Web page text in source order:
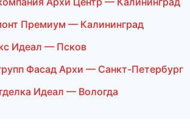
Премиум — Калининград
Идеал — Псков
Фасад Архи — Санкт-Петербург
Идеал — Вологда